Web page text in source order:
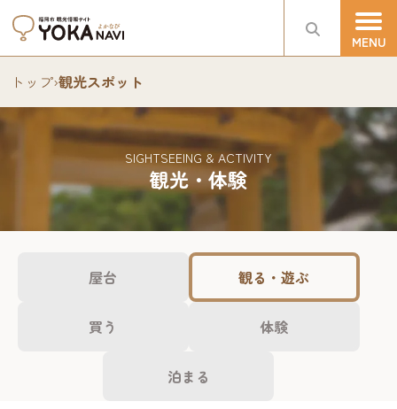
トップ›観光スポット
観光・体験
SIGHTSEEING & ACTIVITY
屋台 観る・遊ぶ
買う 体験
泊まる